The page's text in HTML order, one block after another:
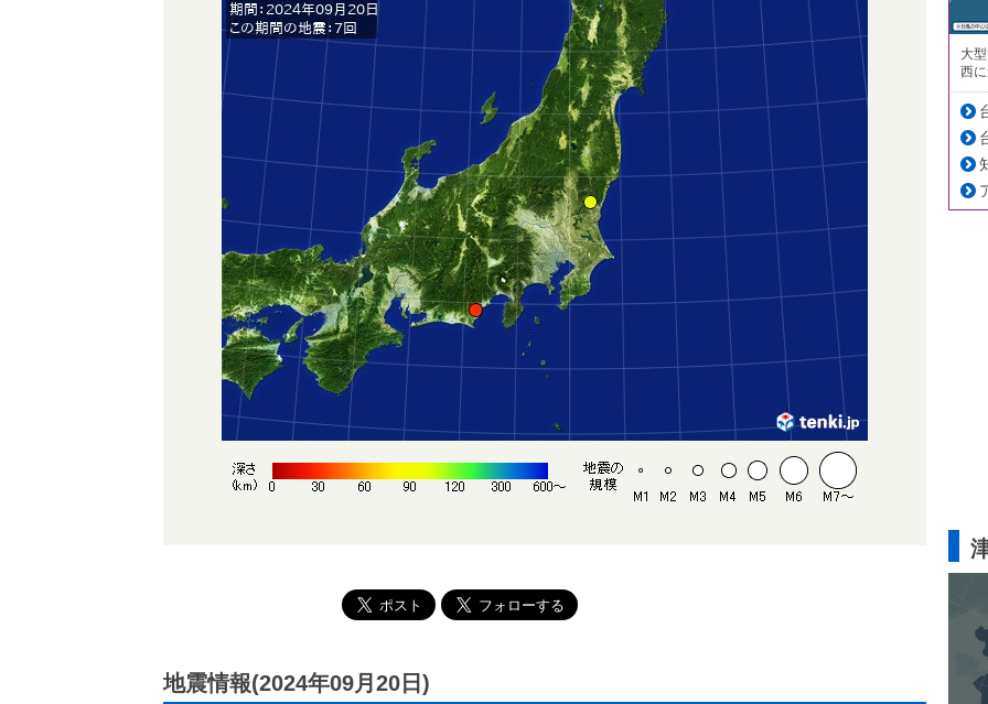
地震情報(2024年09月20日)
大
西